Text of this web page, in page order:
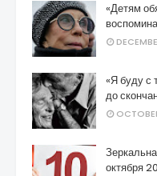
«Детям
«Я буду с
до
октября